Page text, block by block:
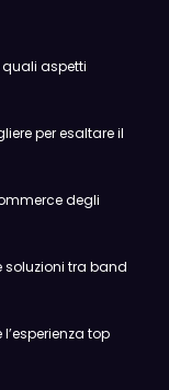
quali aspetti
per esaltare il
degli
soluzioni tra band
top